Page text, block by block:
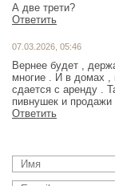
А две трети?
Ответить
07.03.2026, 05:46
Вернее будет ,
многие . И в домах ,
сдается с аренду .
пивнушек и продажи
Ответить